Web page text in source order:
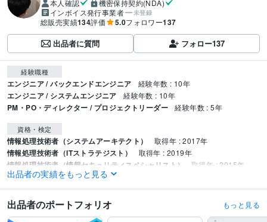
本人確認
機密保持契約(NDA)
インボイス発行事業者
未登録
総販売実績134評価 5.0フォロワー137
出品者に質問 フォロー137
経験職種
エンジニア / バックエンドエンジニア 経験年数 : 10年
エンジニア / システムエンジニア 経験年数 : 10年
PM・PO・ディレクター / プロジェクトリーダー 経験年数 : 5年
資格・検定
情報処理技術者（システムアーキテクト） 取得年 : 2017年
情報処理技術者（ITストラテジスト） 取得年 : 2019年
情報処理技術者（情報セキュリティスペシャリスト） 取得年 : 2015年
AWS 認定ソリューションアーキテクト – プロフェッショナル
プログラミング言語・フレームワーク
出品者の実績をもっと見る
出品者のポートフォリオ もっと見る